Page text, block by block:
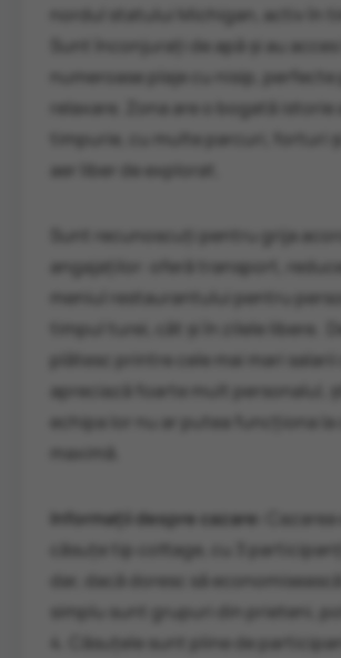
nordul statului Michigan, activ în
Sunt înconjurați de apă și au acces
numeroase plaje cu nisip, perfecte
relaxare. Zona are o bogată istorie
timpurie, cu multe parcuri, forturi
aer liber de explorat.
Sunt recunoscuți pentru grija
angajaților: oferă transport,
meniul restaurantului pentru
timpul turei, cât și în zilele libere.
plătesc printre cele mai mari salarii
apreciază foarte mult personalul,
echipa lor nu ar putea funcționa la
maximă.
Informații despre cazare:
Cazarea
căsuțe tip cottage, cu 3
dar, dacă doresc să economisească
simplu sunt grupuri din prieteni,
4. Căsuțele sunt pline de